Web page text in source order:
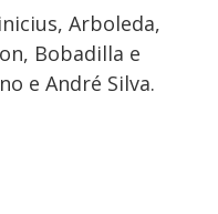
Arboleda,
Bobadilla e
e André Silva.